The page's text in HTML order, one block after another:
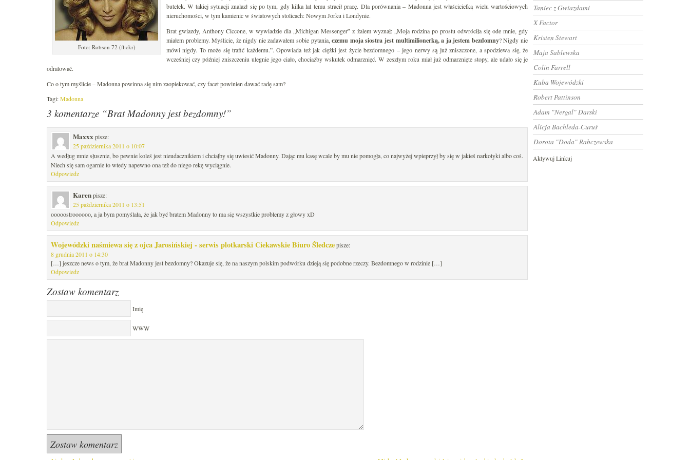
Foto: Robson 72 (flickr)
butelek. W takiej sytuacji znalazł się po tym, gdy kilka lat temu stracił pracę. Dla porównania – Madonna jest właścicielką wielu wartościowych
nieruchomości, w tym kamienic w światowych stolicach: Nowym Jorku i Londynie.
Brat gwiazdy, Anthony Ciccone, w wywiadzie dla „Michigan Messenger” z żalem wyznał: „Moja rodzina po prostu odwróciła się ode mnie, gdy
miałem problemy. Myślicie, że nigdy nie zadawałem sobie pytania,czemu moja siostra jest multimilionerką, a ja jestem bezdomny? Nigdy nie
mówi nigdy. To może się trafić każdemu.”. Opowiada też jak ciężki jest życie bezdomnego – jego nerwy są już zniszczone, a spodziewa się, że
wcześniej czy później zniszczeniu ulegnie jego ciało, chociażby wskutek odmarznięć. W zeszłym roku miał już odmarznięte stopy, ale udało się je
odratować.
Co o tym myślicie – Madonna powinna się nim zaopiekować, czy facet powinien dawać radę sam?
Tagi:Madonna
3 komentarze “Brat Madonny jest bezdomny!”
Maxxxpisze:
25 października 2011 o 10:07
A według mnie słusznie, bo pewnie koleś jest nieudacznikiem i chciałby się uwiesić Madonny. Dając mu kasę wcale by mu nie pomogła, co najwyżej wpieprzył by się w jakieś narkotyki albo coś.
Niech się sam ogarnie to wtedy napewno ona też do niego rekę wyciągnie.
Odpowiedz
Karenpisze:
25 października 2011 o 13:51
ooooostroooooo, a ja bym pomyślała, że jak być bratem Madonny to ma się wszystkie problemy z głowy xD
Odpowiedz
Wojewódzki naśmiewa się z ojca Jarosińskiej - serwis plotkarski Ciekawskie Biuro Śledczepisze:
8 grudnia 2011 o 14:30
[…] jeszcze news o tym, że brat Madonny jest bezdomny? Okazuje się, że na naszym polskim podwórku dzieją się podobne rzeczy. Bezdomnego w rodzinie […]
Odpowiedz
Zostaw komentarz
Imię
WWW
Taniec z Gwiazdami
X Factor
Kristen Stewart
Maja Sablewska
Colin Farrell
Kuba Wojewódzki
Robert Pattinson
Adam "Nergal" Darski
Alicja Bachleda-Curuś
Dorota "Doda" Rabczewska
Aktywuj Linkuj